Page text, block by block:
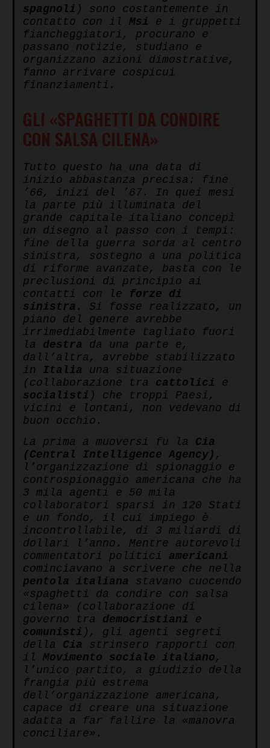
spagnoli ) sono costantemente in
contatto con il Msi e i gruppetti
fiancheggiatori, procurano e
passano notizie, studiano e
organizzano azioni dimostrative,
fanno arrivare cospicui
finanziamenti.
GLI «SPAGHETTI DA CONDIRE
CON SALSA CILENA»
Tutto questo ha una data di
inizio abbastanza precisa: fine
’66, inizi del ’67. In quei mesi
la parte più illuminata del
grande capitale italiano concepì
un disegno al passo con i tempi:
fine della guerra sorda al centro
sinistra, sostegno a una politica
di riforme avanzate, basta con le
preclusioni di principio ai
contatti con le forze di
sinistra . Si fosse realizzato, un
piano del genere avrebbe
irrimediabilmente tagliato fuori
la destra da una parte e,
dall’altra, avrebbe stabilizzato
in Italia una situazione
(collaborazione tra cattolici e
socialisti ) che troppi Paesi,
vicini e lontani, non vedevano di
buon occhio.
La prima a muoversi fu la Cia
(Central Intelligence Agency) ,
l’organizzazione di spionaggio e
controspionaggio americana che ha
3 mila agenti e 50 mila
collaboratori sparsi in 120 Stati
e un fondo, il cui impiego è
incontrollabile, di 3 miliardi di
dollari l’anno. Mentre autorevoli
commentatori politici americani
cominciavano a scrivere che nella
pentola italiana stavano cuocendo
«spaghetti da condire con salsa
cilena» (collaborazione di
governo tra democristiani e
comunisti ), gli agenti segreti
della Cia strinsero rapporti con
il Movimento sociale italiano,
l’unico partito, a giudizio della
frangia più estrema
dell’organizzazione americana,
capace di creare una situazione
adatta a far fallire la «manovra
conciliare».